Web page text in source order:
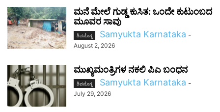
ಮನೆ ಮೇಲೆ ಗುಡ್ಡ ಕುಸಿತ: ಒಂದೇ ಕುಟುಂಬದ
ಮೂವರ ಸಾವು
ಶಿವಮೊಗ್ಗ Samyukta Karnataka -
August 2, 2026
ಮುಖ್ಯಮಂತ್ರಿಗಳ ನಕಲಿ ಪಿಎ ಬಂಧನ
ಶಿವಮೊಗ್ಗ Samyukta Karnataka -
July 29, 2026